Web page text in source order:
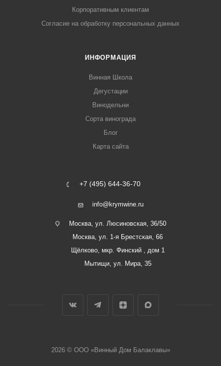
Корпоративным клиентам
Согласие на обработку персональных данных
ИНФОРМАЦИЯ
Винная Школа
Дегустации
Винодельни
Сорта винограда
Блог
Карта сайта
+7 (495) 644-36-70
info@krymwine.ru
Москва, ул. Люсиновская, 36/50
Москва, ул. 1-я Брестская, 66
Щёлково, мкр. Финский , дом 1
Мытищи, ул. Мира, 35
2026 © ООО «Винный Дом Балаклавы»